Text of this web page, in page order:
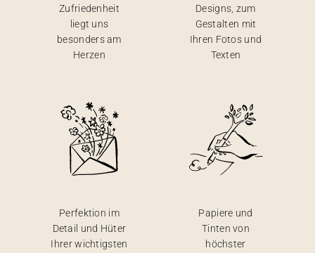
Zufriedenheit
liegt uns
besonders am
Herzen
Designs, zum
Gestalten mit
Ihren Fotos und
Texten
Perfektion im
Detail und Hüter
Ihrer wichtigsten
Papiere und
Tinten von
höchster